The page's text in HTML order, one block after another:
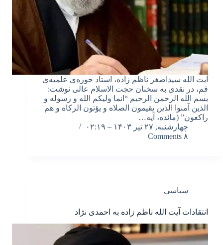
آیت الله سیداصغر ناظم زاده، استاد حوزه‌ی علمیه‌ی
قم، در نقدی به سخنان حجت الاسلام عالی نوشت:
بسم الله الرحمن الرحیم “انما ولیکم الله و رسوله و
الذین آمنوا الذین یقیمون الصلاه و یؤتون الزکاه و هم
راکعون” (مائده، آیه…
چهارشنبه, ۲۷ تیر ۱۴۰۳ – ۰۲:۱۹
۸ Comments
سیاسی
انتقادات آیت الله ناظم زاده به احمدی نژاد